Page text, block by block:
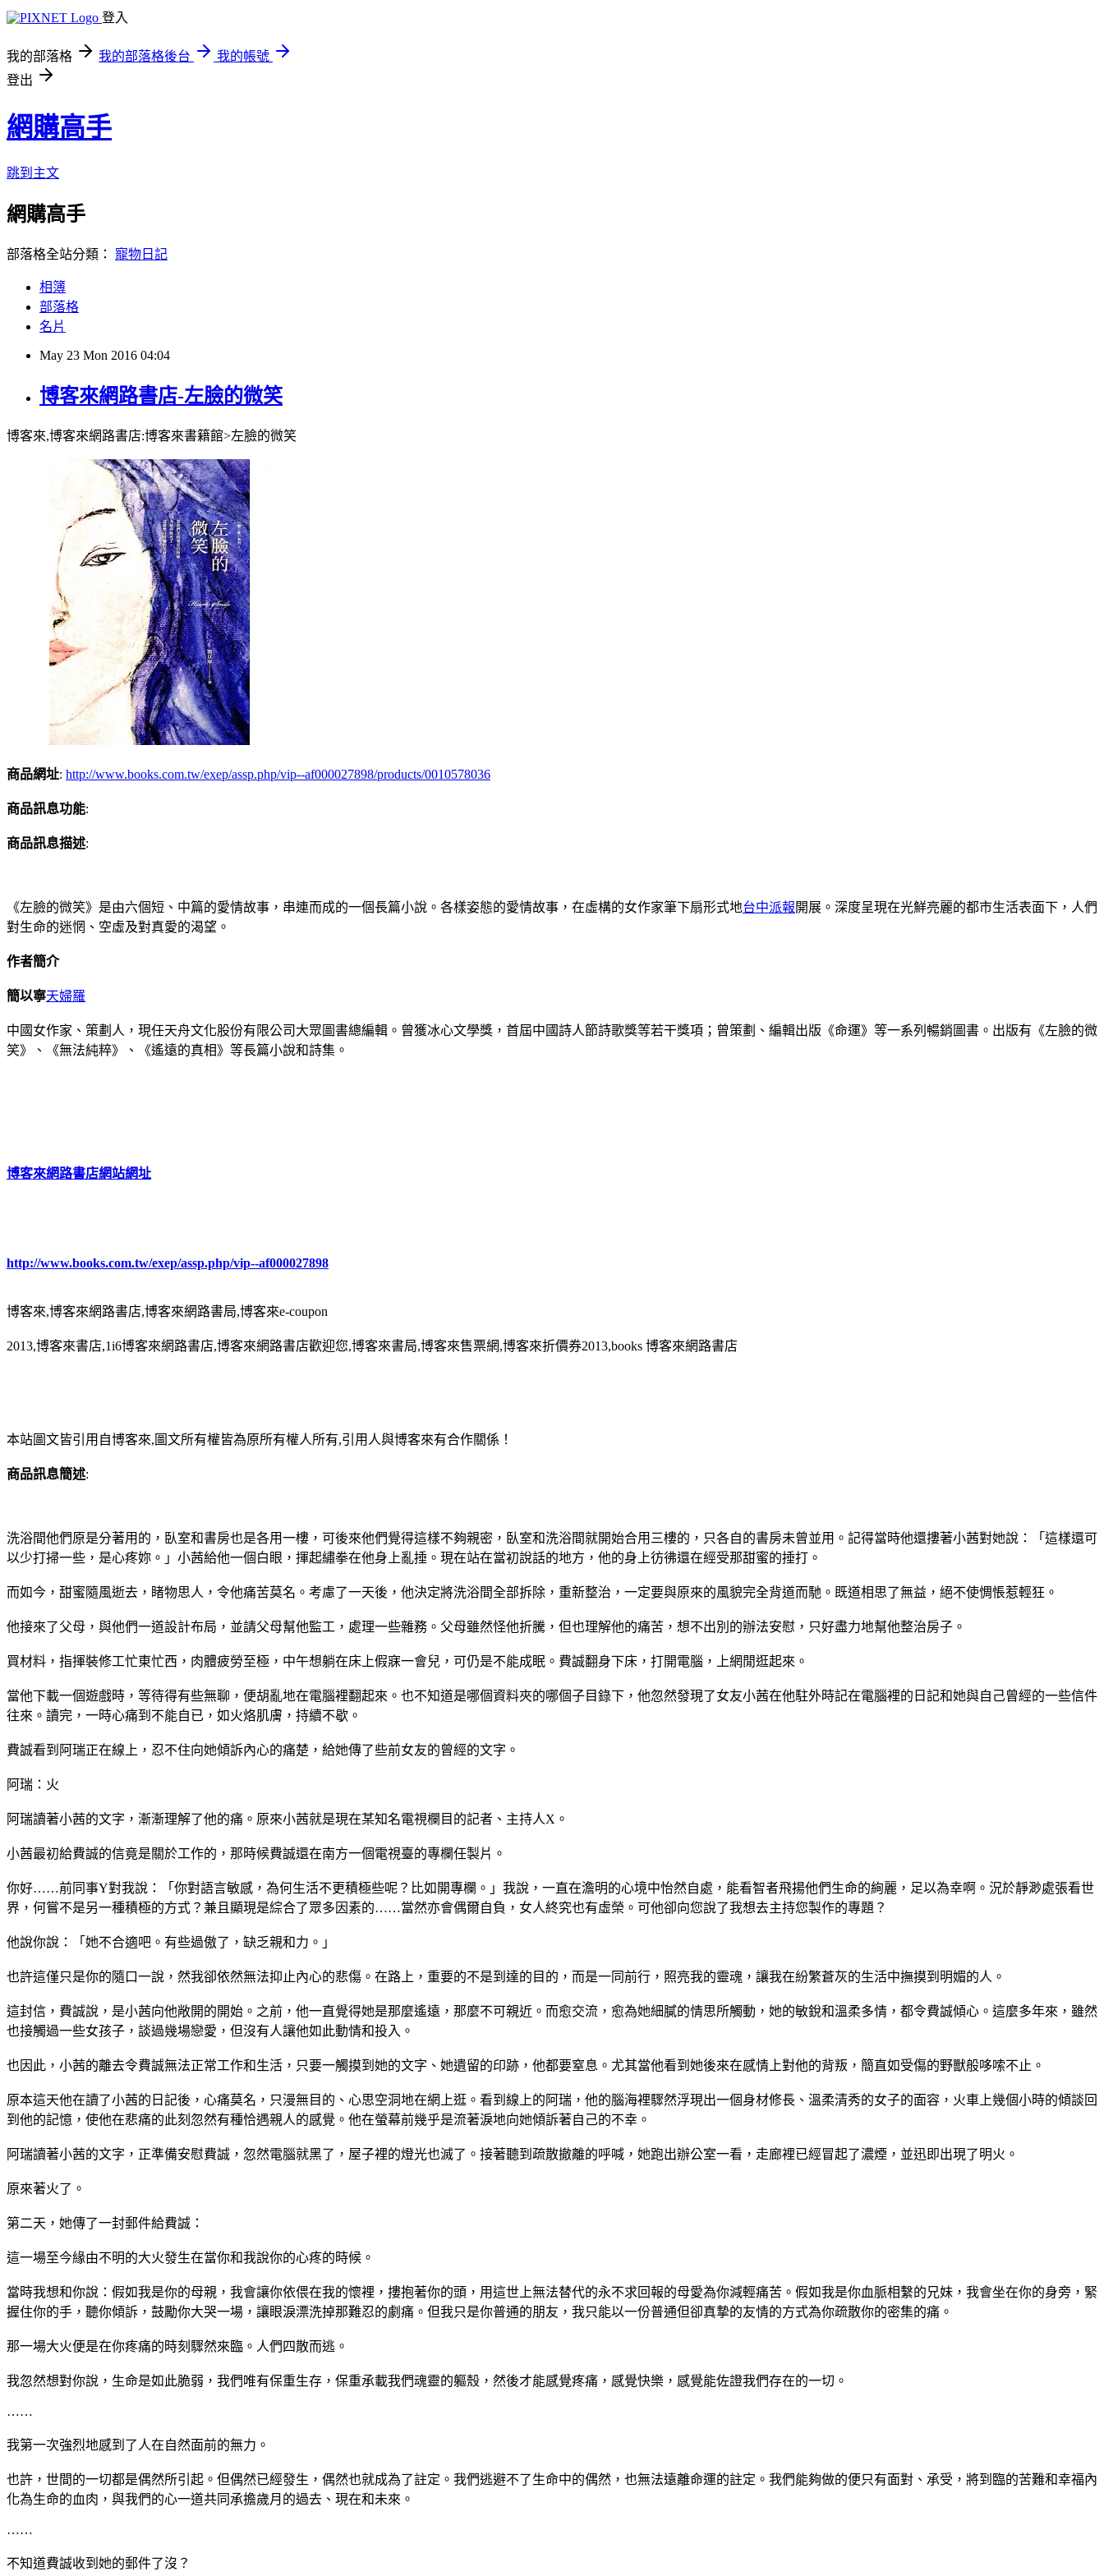
登入
我的部落格 我的部落格後台
我的帳號
登出
網購高手
跳到主文
網購高手
部落格全站分類： 寵物日記
相簿
部落格
名片
May 23 Mon 2016 04:04
博客來網路書店-左臉的微笑
博客來,博客來網路書店:博客來書籍館>左臉的微笑
商品網址: http://www.books.com.tw/exep/assp.php/vip--af000027898/products/0010578036
商品訊息功能:
商品訊息描述:
《左臉的微笑》是由六個短、中篇的愛情故事，串連而成的一個長篇小說。各樣姿態的愛情故事，在虛構的女作家筆下扇形式地台中派報開展。深度呈現在光鮮亮麗的都市生活表面下，人們
對生命的迷惘、空虛及對真愛的渴望。
作者簡介
簡以寧天婦羅
中國女作家、策劃人，現任天舟文化股份有限公司大眾圖書總編輯。曾獲冰心文學獎，首屆中國詩人節詩歌獎等若干獎項；曾策劃、編輯出版《命運》等一系列暢銷圖書。出版有《左臉的微
笑》、《無法純粹》、《遙遠的真相》等長篇小說和詩集。
博客來網路書店網站網址
http://www.books.com.tw/exep/assp.php/vip--af000027898
博客來,博客來網路書店,博客來網路書局,博客來e-coupon
2013,博客來書店,1i6博客來網路書店,博客來網路書店歡迎您,博客來書局,博客來售票網,博客來折價券2013,books 博客來網路書店
本站圖文皆引用自博客來,圖文所有權皆為原所有權人所有,引用人與博客來有合作關係！
商品訊息簡述:
洗浴間他們原是分著用的，臥室和書房也是各用一樓，可後來他們覺得這樣不夠親密，臥室和洗浴間就開始合用三樓的，只各自的書房未曾並用。記得當時他還摟著小茜對她說：「這樣還可
以少打掃一些，是心疼妳。」小茜給他一個白眼，揮起繡拳在他身上亂捶。現在站在當初說話的地方，他的身上彷彿還在經受那甜蜜的捶打。
而如今，甜蜜隨風逝去，睹物思人，令他痛苦莫名。考慮了一天後，他決定將洗浴間全部拆除，重新整治，一定要與原來的風貌完全背道而馳。既道相思了無益，絕不使惆悵惹輕狂。
他接來了父母，與他們一道設計布局，並請父母幫他監工，處理一些雜務。父母雖然怪他折騰，但也理解他的痛苦，想不出別的辦法安慰，只好盡力地幫他整治房子。
買材料，指揮裝修工忙東忙西，肉體疲勞至極，中午想躺在床上假寐一會兒，可仍是不能成眠。費誠翻身下床，打開電腦，上網閒逛起來。
當他下載一個遊戲時，等待得有些無聊，便胡亂地在電腦裡翻起來。也不知道是哪個資料夾的哪個子目錄下，他忽然發現了女友小茜在他駐外時記在電腦裡的日記和她與自己曾經的一些信件
往來。讀完，一時心痛到不能自已，如火烙肌膚，持續不歇。
費誠看到阿瑞正在線上，忍不住向她傾訴內心的痛楚，給她傳了些前女友的曾經的文字。
阿瑞：火
阿瑞讀著小茜的文字，漸漸理解了他的痛。原來小茜就是現在某知名電視欄目的記者、主持人X。
小茜最初給費誠的信竟是關於工作的，那時候費誠還在南方一個電視臺的專欄任製片。
你好……前同事Y對我說：「你對語言敏感，為何生活不更積極些呢？比如開專欄。」我說，一直在澹明的心境中怡然自處，能看智者飛揚他們生命的絢麗，足以為幸啊。況於靜渺處張看世
界，何嘗不是另一種積極的方式？兼且顯現是綜合了眾多因素的……當然亦會偶爾自負，女人終究也有虛榮。可他卻向您說了我想去主持您製作的專題？
他說你說：「她不合適吧。有些過傲了，缺乏親和力。」
也許這僅只是你的隨口一說，然我卻依然無法抑止內心的悲傷。在路上，重要的不是到達的目的，而是一同前行，照亮我的靈魂，讓我在紛繁蒼灰的生活中撫摸到明媚的人。
這封信，費誠說，是小茜向他敞開的開始。之前，他一直覺得她是那麼遙遠，那麼不可親近。而愈交流，愈為她細膩的情思所觸動，她的敏銳和溫柔多情，都令費誠傾心。這麼多年來，雖然
也接觸過一些女孩子，談過幾場戀愛，但沒有人讓他如此動情和投入。
也因此，小茜的離去令費誠無法正常工作和生活，只要一觸摸到她的文字、她遺留的印跡，他都要窒息。尤其當他看到她後來在感情上對他的背叛，簡直如受傷的野獸般哆嗦不止。
原本這天他在讀了小茜的日記後，心痛莫名，只漫無目的、心思空洞地在網上逛。看到線上的阿瑞，他的腦海裡驟然浮現出一個身材修長、溫柔清秀的女子的面容，火車上幾個小時的傾談回
到他的記憶，使他在悲痛的此刻忽然有種恰遇親人的感覺。他在螢幕前幾乎是流著淚地向她傾訴著自己的不幸。
阿瑞讀著小茜的文字，正準備安慰費誠，忽然電腦就黑了，屋子裡的燈光也滅了。接著聽到疏散撤離的呼喊，她跑出辦公室一看，走廊裡已經冒起了濃煙，並迅即出現了明火。
原來著火了。
第二天，她傳了一封郵件給費誠：
這一場至今緣由不明的大火發生在當你和我說你的心疼的時候。
當時我想和你說：假如我是你的母親，我會讓你依偎在我的懷裡，摟抱著你的頭，用這世上無法替代的永不求回報的母愛為你減輕痛苦。假如我是你血脈相繫的兄妹，我會坐在你的身旁，緊
握住你的手，聽你傾訴，鼓勵你大哭一場，讓眼淚漂洗掉那難忍的劇痛。但我只是你普通的朋友，我只能以一份普通但卻真摯的友情的方式為你疏散你的密集的痛。
那一場大火便是在你疼痛的時刻驟然來臨。人們四散而逃。
我忽然想對你說，生命是如此脆弱，我們唯有保重生存，保重承載我們魂靈的軀殼，然後才能感覺疼痛，感覺快樂，感覺能佐證我們存在的一切。
……
我第一次強烈地感到了人在自然面前的無力。
也許，世間的一切都是偶然所引起。但偶然已經發生，偶然也就成為了註定。我們逃避不了生命中的偶然，也無法遠離命運的註定。我們能夠做的便只有面對、承受，將到臨的苦難和幸福內
化為生命的血肉，與我們的心一道共同承擔歲月的過去、現在和未來。
……
不知道費誠收到她的郵件了沒？